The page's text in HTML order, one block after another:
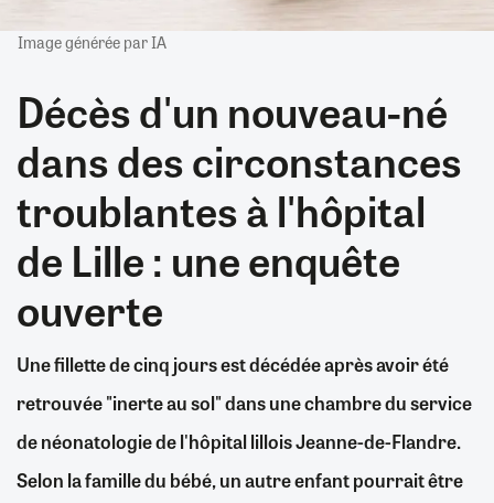
Image générée par IA
Décès d'un nouveau-né
dans des circonstances
troublantes à l'hôpital
de Lille : une enquête
ouverte
Une fillette de cinq jours est décédée après avoir été
retrouvée "inerte au sol" dans une chambre du service
de néonatologie de l'hôpital lillois Jeanne-de-Flandre.
Selon la famille du bébé, un autre enfant pourrait être